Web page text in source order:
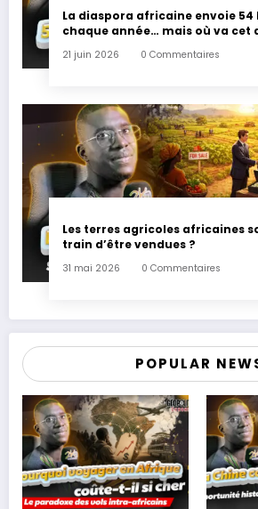
La diaspora africaine envoie 54
chaque année… mais où va cet
21 juin 2026 0 Commentaires
Les terres agricoles africaines
train d’être vendues ?
31 mai 2026 0 Commentaires
POPULAR